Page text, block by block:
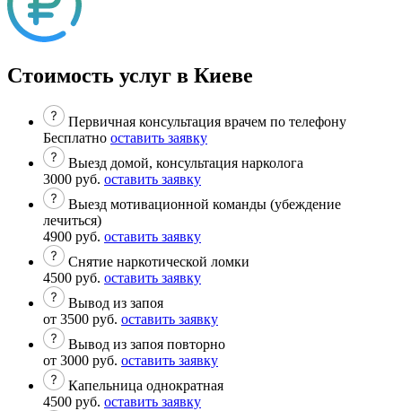
Стоимость услуг в Киеве
Первичная консультация врачем по телефону
Бесплатно оставить заявку
Выезд домой, консультация нарколога
3000 руб. оставить заявку
Выезд мотивационной команды (убеждение
лечиться)
4900 руб. оставить заявку
Снятие наркотической ломки
4500 руб. оставить заявку
Вывод из запоя
от 3500 руб. оставить заявку
Вывод из запоя повторно
от 3000 руб. оставить заявку
Капельница однократная
4500 руб. оставить заявку